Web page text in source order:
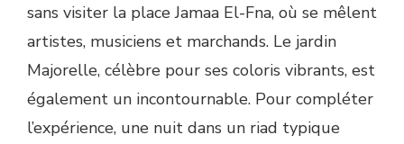
sans visiter la place Jamaa El-Fna, où se mêlent
artistes, musiciens et marchands. Le jardin
Majorelle, célèbre pour ses coloris vibrants, est
également un incontournable. Pour compléter
l’expérience, une nuit dans un riad typique